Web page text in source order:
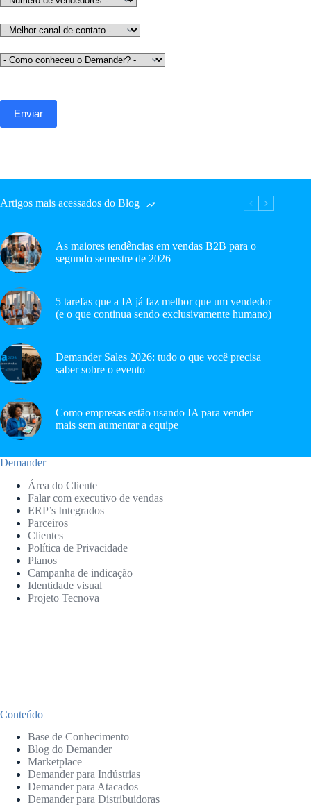
Artigos mais acessados do Blog
As maiores tendências em vendas B2B para o
segundo semestre de 2026
5 tarefas que a IA já faz melhor que um vendedor
(e o que continua sendo exclusivamente humano)
Demander Sales 2026: tudo o que você precisa
saber sobre o evento
Como empresas estão usando IA para vender
mais sem aumentar a equipe
Demander
Área do Cliente
Falar com executivo de vendas
ERP’s Integrados
Parceiros
Clientes
Política de Privacidade
Planos
Campanha de indicação
Identidade visual
Projeto Tecnova
Conteúdo
Base de Conhecimento
Blog do Demander
Marketplace
Demander para Indústrias
Demander para Atacados
Demander para Distribuidoras